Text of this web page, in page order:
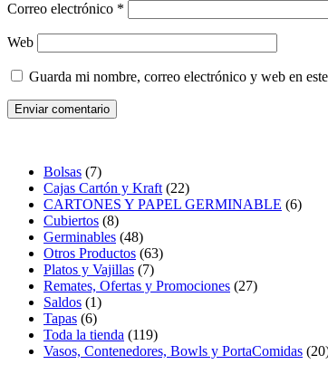
Correo electrónico *
Web
Guarda mi nombre, correo electrónico y web en
Bolsas 7
Cajas Cartón y Kraft 22
CARTONES Y PAPEL GERMINABLE 6
Cubiertos 8
Germinables 48
Otros Productos 63
Platos y Vajillas 7
Remates, Ofertas y Promociones 27
Saldos 1
Tapas 6
Toda la tienda
119
Vasos, Contenedores, Bowls y PortaComidas 20